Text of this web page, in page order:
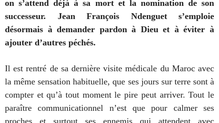
on s’attend déjà à sa mort et la nomination de son
successeur. Jean François Ndenguet s’emploie
désormais à demander pardon à Dieu et à éviter à
ajouter d’autres péchés.
Il est rentré de sa dernière visite médicale du Maroc avec
la même sensation habituelle, que ses jours sur terre sont à
compter et qu’à tout moment le pire peut arriver. Tout le
paraître communicationnel n’est que pour calmer ses
proches et surtout ses ennemis qui attendent avec